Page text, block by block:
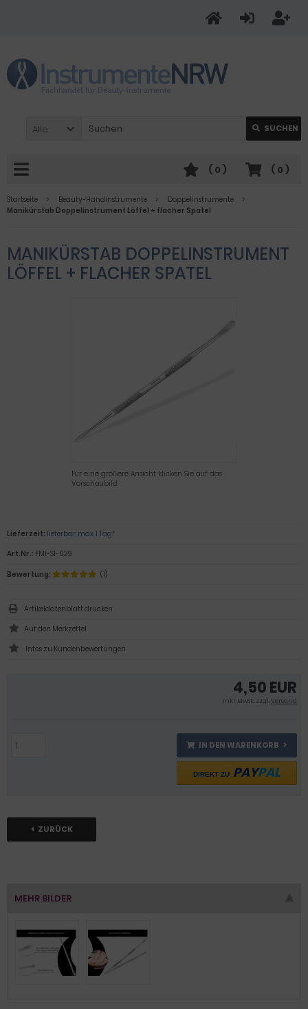
Alle SUCHEN
( 0 )
( 0 )
Startseite Beauty-Handinstrumente
Doppelinstrumente
Manikürstab Doppelinstrument Löffel + flacher Spatel
MANIKÜRSTAB DOPPELINSTRUMENT
LÖFFEL + FLACHER SPATEL
Für eine größere Ansicht klicken Sie auf das
Vorschaubild
4,50 EUR
inkl .MwSt., zzgl.Versand
IN DEN WARENKORB
DIREKT ZU PAYPAL
ZURÜCK
Lieferzeit: lieferbar, max. 1 Tag*
Art.Nr.: FMI-SI-029
Bewertung:
(1)
Artikeldatenblatt drucken
Infos zu Kundenbewertungen
MEHR BILDER